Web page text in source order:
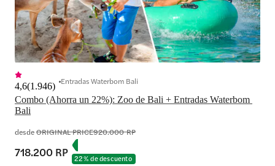
Combo (Ahorra un 22%): Zoo de Bali + Entradas Waterbom
Bali
4,6(1.946) Entradas Waterbom Bali
desdeORIGINAL PRICE920.000 RP
718.200 RP 22 % de descuento